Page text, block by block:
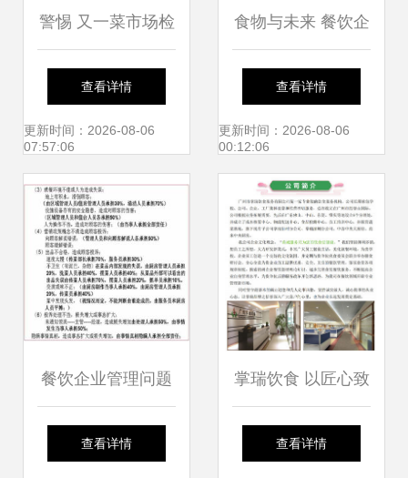
警惕 又一菜市场检
出新冠病毒 7个社
区封闭
查看详情
更新时间：2026-08-06
07:57:06
食物与未来 餐饮企
业管理服务网站模
板新浪潮
查看详情
更新时间：2026-08-06
00:12:06
餐饮企业管理问题
诊断与管理服务提
查看详情
掌瑞饮食 以匠心致
餐饮，探索企业管
查看详情